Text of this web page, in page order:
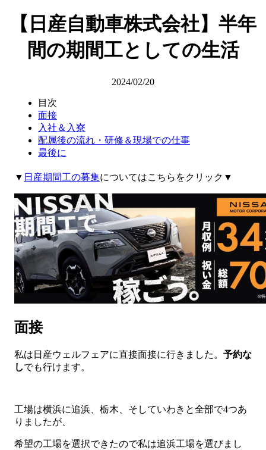
【日産自動車株式会社】半年
間の期間工としての生活
2024/02/20
目次
面接
入社＆入寮
配属後の流れ・研修＆現場での仕事
最後に
▼ 日産期間工の募集についてはこちらをクリック▼
面接
私は日産ウェルフェアに直接面接に行きました。 予約な
しでも行けます。
工場は横浜に追浜、栃木、そしていわきと全部で4つあ
りましたが、
希望の工場を選択できたので私は追浜工場を選びまし